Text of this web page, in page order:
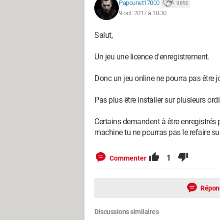
Papounet17000 9 895
9 oct. 2017 à 18:30
Salut,
Un jeu une licence d'enregistrement.
Donc un jeu online ne pourra pas être
Pas plus être installer sur plusieurs
Certains demandent à être
machine tu ne pourras pas le refaire
Commenter 1
Discussions similaires